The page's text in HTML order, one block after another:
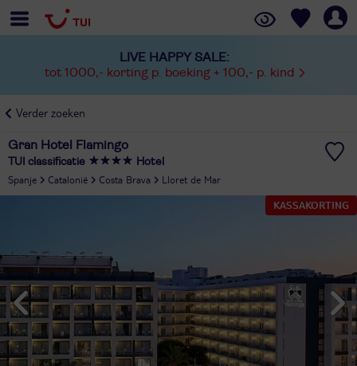
LIVE HAPPY SALE:
tot 1000,- korting p. boeking + 100,- p. kind
Verder zoeken
Gran Hotel Flamingo
TUI classificatie Hotel
Spanje Catalonië Costa Brava
Lloret de Mar
KASSAKORTING